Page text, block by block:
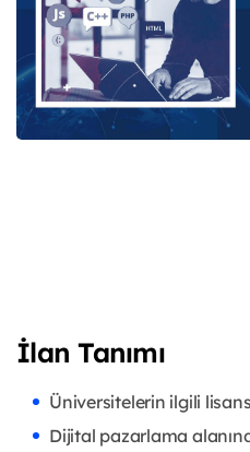
İlan Tanımı
Üniversitelerin ilgili
Dijital pazarlama